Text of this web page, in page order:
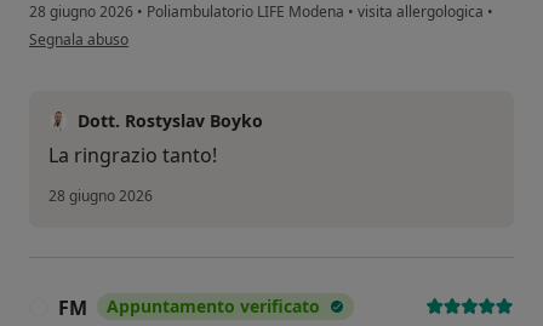
28 giugno 2026 • Poliambulatorio LIFE Modena • visita allergologica •
secondo l'opinione dell'utente TF
Segnala abuso
Dott. Rostyslav Boyko
La ringrazio tanto!
28 giugno 2026
FM Appuntamento verificato